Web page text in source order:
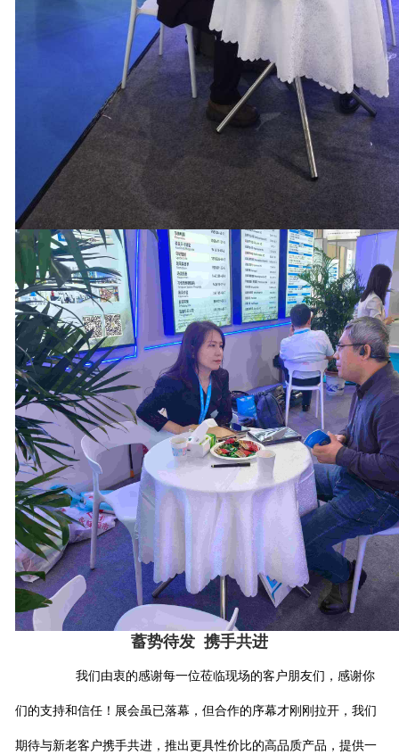
蓄势待发 携手共进
我们由衷的感谢每一位莅临现场的客户朋友们，感谢你
们的支持和信任！展会虽已落幕，但合作的序幕才刚刚拉开，我们
期待与新老客户携手共进，推出更具性价比的高品质产品，提供一